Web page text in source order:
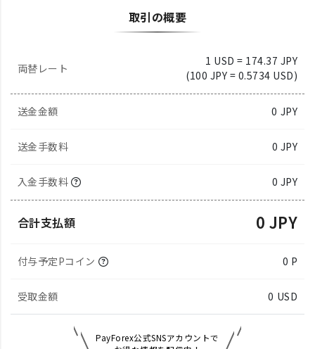
取引の概要
両替レート
1 USD = 174.37 JPY
(100 JPY = 0.5734 USD)
送金金額 0 JPY
送金手数料 0 JPY
入金手数料 0 JPY
合計支払額 0 JPY
付与予定Pコイン 0 P
受取金額 0 USD
PayForex公式SNSアカウントで